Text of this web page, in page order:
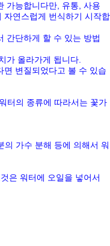
가능합니다만 유통 사용
자연스럽게 번식하기 시작합
간단하게 할 수 있는 방법
가 올라가게 됩니다
면 변질되었다고 볼 수 있습
터의 종류에 따라서는 꽃가
의 가수 분해 등에 의해서 워
것은 워터에 오일을 넣어서